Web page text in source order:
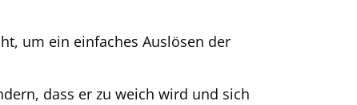
um ein einfaches Auslösen der
dass er zu weich wird und sich